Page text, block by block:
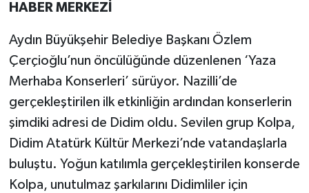
HABER MERKEZİ
Aydın Büyükşehir Belediye Başkanı Özlem
Çerçioğlu’nun öncülüğünde düzenlenen ‘Yaza
Merhaba Konserleri’ sürüyor. Nazilli’de
gerçekleştirilen ilk etkinliğin ardından konserlerin
şimdiki adresi de Didim oldu. Sevilen grup Kolpa,
Didim Atatürk Kültür Merkezi’nde vatandaşlarla
buluştu. Yoğun katılımla gerçekleştirilen konserde
Kolpa, unutulmaz şarkılarını Didimliler için
SAĞLIK
ŞİRKET HABERLERİ
SİYASET
SPOR